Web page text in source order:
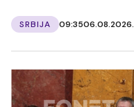
SRBIJA 09:3506.08.2026.